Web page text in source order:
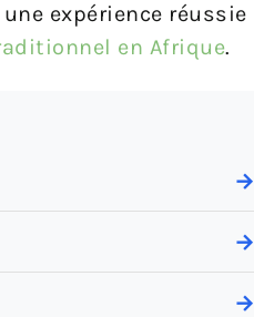
expérience réussie
en Afrique.
→
→
→